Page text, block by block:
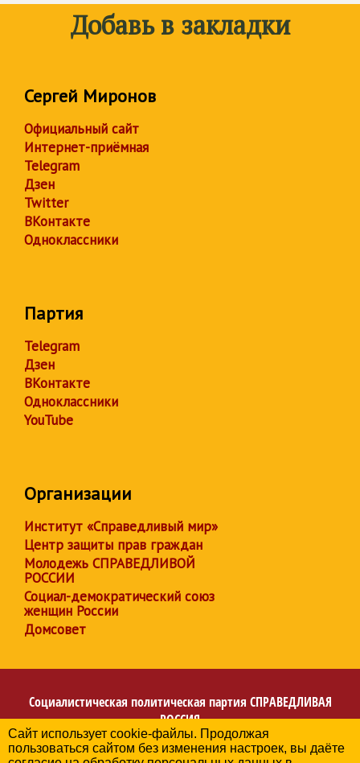
Добавь в закладки
Сергей Миронов
Официальный сайт
Интернет-приёмная
Telegram
Дзен
Twitter
ВКонтакте
Одноклассники
Партия
Telegram
Дзен
ВКонтакте
Одноклассники
YouTube
Организации
Институт «Справедливый мир»
Центр защиты прав граждан
Молодежь СПРАВЕДЛИВОЙ
РОССИИ
Социал-демократический союз
женщин России
Домсовет
Социалистическая политическая партия СПРАВЕДЛИВАЯ
РОССИЯ
Региональное отделение партии в Архангельской
области
Сайт использует cookie-файлы. Продолжая
пользоваться сайтом без изменения настроек, вы даёте